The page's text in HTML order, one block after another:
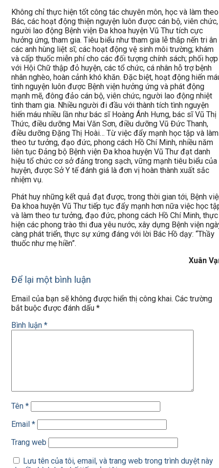
Không chỉ thực hiện tốt công tác chuyên môn, học và làm theo
Bác, các hoạt động thiện nguyện luôn được cán bộ, viên chức,
người lao động Bệnh viện Đa khoa huyện Vũ Thư tích cực
hưởng ứng, tham gia. Tiêu biểu như tham gia lễ thắp nến tri ân
các anh hùng liệt sĩ; các hoạt động vệ sinh môi trường; khám
và cấp thuốc miễn phí cho các đối tượng chính sách; phối hợp
với Hội Chữ thập đỏ huyện, các tổ chức, cá nhân hỗ trợ bệnh
nhân nghèo, hoàn cảnh khó khăn. Đặc biệt, hoạt động hiến
tình nguyện luôn được Bệnh viện hưởng ứng và phát động
mạnh mẽ, đông đảo cán bộ, viên chức, người lao động nhiệt
tình tham gia. Nhiều người đi đầu với thành tích tình nguyện
hiến máu nhiều lần như bác sĩ Hoàng Ánh Hưng, bác sĩ Vũ Thị
Thức, điều dưỡng Mai Văn Sơn, điều dưỡng Vũ Đức Thanh,
điều dưỡng Đặng Thị Hoài… Từ việc đẩy mạnh học tập và làm
theo tư tưởng, đạo đức, phong cách Hồ Chí Minh, nhiều năm
liên tục Đảng bộ Bệnh viện Đa khoa huyện Vũ Thư đạt danh
hiệu tổ chức cơ sở đảng trong sạch, vững mạnh tiêu biểu của
huyện, được Sở Y tế đánh giá là đơn vị hoàn thành xuất sắc
nhiệm vụ.
Phát huy những kết quả đạt được, trong thời gian tới, Bệnh
Đa khoa huyện Vũ Thư tiếp tục đẩy mạnh hơn nữa việc học
và làm theo tư tưởng, đạo đức, phong cách Hồ Chí Minh, thực
hiện các phong trào thi đua yêu nước, xây dựng Bệnh viện
càng phát triển, thực sự xứng đáng với lời Bác Hồ dạy: “Thầy
thuốc như mẹ hiền”.
Xuân
Để lại một bình luận
Email của bạn sẽ không được hiển thị công khai. Các trường
bắt buộc được đánh dấu *
Bình luận *
Tên *
Email *
Trang web
Lưu tên của tôi, email, và trang web trong trình duyệt này